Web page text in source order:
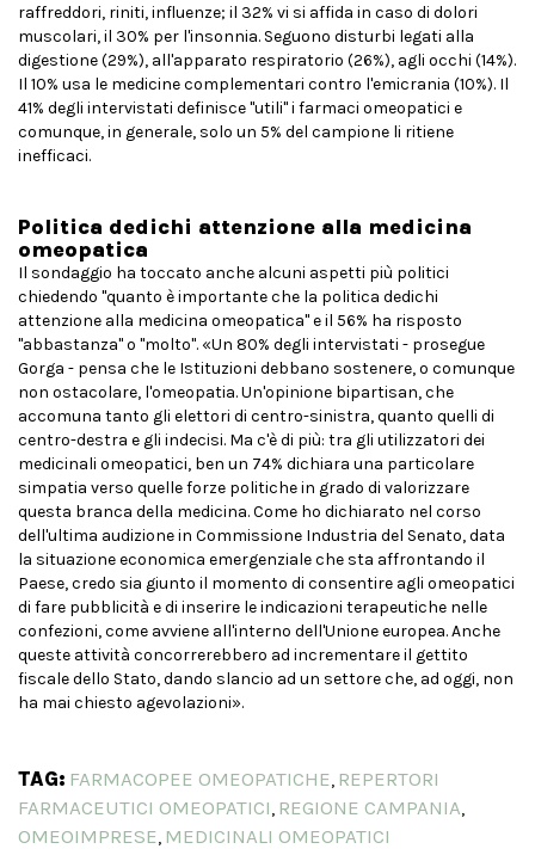
raffreddori, riniti, influenze; il 32% vi si affida in caso di dolori
muscolari, il 30% per l'insonnia. Seguono disturbi legati alla
digestione (29%), all'apparato respiratorio (26%), agli occhi (14%).
Il 10% usa le medicine complementari contro l'emicrania (10%). Il
41% degli intervistati definisce "utili" i farmaci omeopatici e
comunque, in generale, solo un 5% del campione li ritiene
inefficaci.
Politica dedichi attenzione alla medicina
omeopatica
Il sondaggio ha toccato anche alcuni aspetti più politici
chiedendo "quanto è importante che la politica dedichi
attenzione alla medicina omeopatica" e il 56% ha risposto
"abbastanza" o "molto". «Un 80% degli intervistati - prosegue
Gorga - pensa che le Istituzioni debbano sostenere, o comunque
non ostacolare, l'omeopatia. Un'opinione bipartisan, che
accomuna tanto gli elettori di centro-sinistra, quanto quelli di
centro-destra e gli indecisi. Ma c'è di più: tra gli utilizzatori dei
medicinali omeopatici, ben un 74% dichiara una particolare
simpatia verso quelle forze politiche in grado di valorizzare
questa branca della medicina. Come ho dichiarato nel corso
dell'ultima audizione in Commissione Industria del Senato, data
la situazione economica emergenziale che sta affrontando il
Paese, credo sia giunto il momento di consentire agli omeopatici
di fare pubblicità e di inserire le indicazioni terapeutiche nelle
confezioni, come avviene all'interno dell'Unione europea. Anche
queste attività concorrerebbero ad incrementare il gettito
fiscale dello Stato, dando slancio ad un settore che, ad oggi, non
ha mai chiesto agevolazioni».
TAG: FARMACOPEE OMEOPATICHE, REPERTORI
FARMACEUTICI OMEOPATICI, REGIONE CAMPANIA,
OMEOIMPRESE, MEDICINALI OMEOPATICI